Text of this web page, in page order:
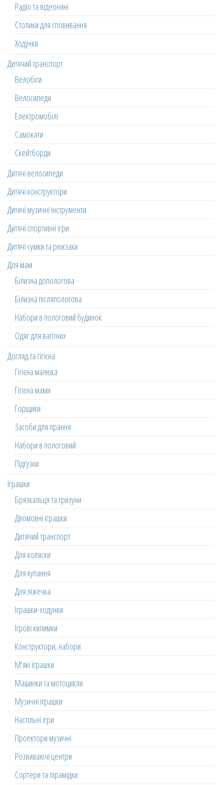
Радіо та відеоняні
Столики для сповивання
Ходунки
Дитячий транспорт
Велобіги
Велосипеди
Електромобілі
Самокати
Скейтборди
Дитячі велосипеди
Дитячі конструктори
Дитячі музичні інструменти
Дитячі спортивні ігри
Дитячі сумки та рюкзаки
Для мам
Білизна допологова
Білизна післяпологова
Набори в пологовий будинок
Одяг для вагітних
Догляд та гігієна
Гігієна малюка
Гігієна мами
Горщики
Засоби для прання
Набори в пологовий
Підгузки
Іграшки
Брязкальця та гризуни
Двомовні іграшки
Дитячий транспорт
Для коляски
Для купання
Для ліжечка
Іграшки-ходунки
Ігрові килимки
Конструктори, набори
М'які іграшки
Машинки та мотоцикли
Музичні іграшки
Настільні ігри
Проектори музичні
Розвиваючі центри
Сортери та пірамідки